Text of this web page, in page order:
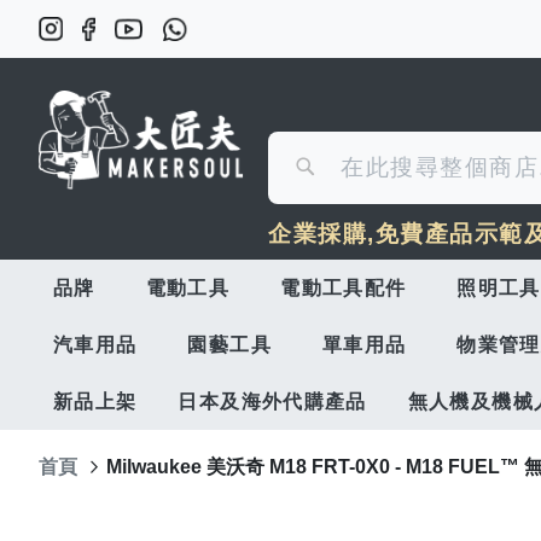
尋
搜
尋
企業採購,免費產品示範
品牌 電動工具 電動工具配件 照明工具
汽車用品 園藝工具 單車用品 物業管
新品上架 日本及海外代購產品 無人機及機械
首頁 Milwaukee 美沃奇 M18 FRT-0X0 - M18 FUEL™